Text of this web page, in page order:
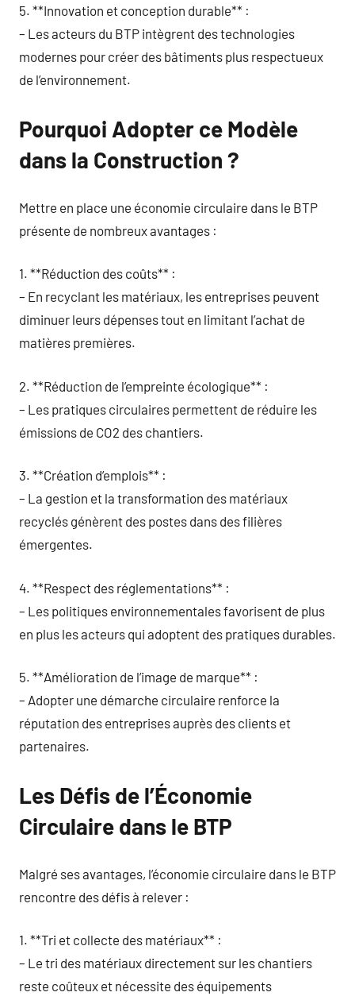
5. **Innovation et conception durable** :
– Les acteurs du BTP intègrent des technologies
modernes pour créer des bâtiments plus respectueux
de l’environnement.
Pourquoi Adopter ce Modèle
dans la Construction ?
Mettre en place une économie circulaire dans le BTP
présente de nombreux avantages :
1. **Réduction des coûts** :
– En recyclant les matériaux, les entreprises peuvent
diminuer leurs dépenses tout en limitant l’achat de
matières premières.
2. **Réduction de l’empreinte écologique** :
– Les pratiques circulaires permettent de réduire les
émissions de CO2 des chantiers.
3. **Création d’emplois** :
– La gestion et la transformation des matériaux
recyclés génèrent des postes dans des filières
émergentes.
4. **Respect des réglementations** :
– Les politiques environnementales favorisent de plus
en plus les acteurs qui adoptent des pratiques durables.
5. **Amélioration de l’image de marque** :
– Adopter une démarche circulaire renforce la
réputation des entreprises auprès des clients et
partenaires.
Les Défis de l’Économie
Circulaire dans le BTP
Malgré ses avantages, l’économie circulaire dans le BTP
rencontre des défis à relever :
1. **Tri et collecte des matériaux** :
– Le tri des matériaux directement sur les chantiers
reste coûteux et nécessite des équipements